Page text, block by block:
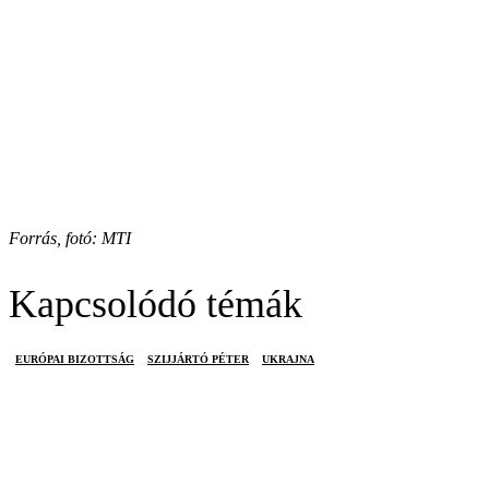
Forrás, fotó: MTI
Kapcsolódó témák
EURÓPAI BIZOTTSÁG SZIJJÁRTÓ PÉTER UKRAJNA